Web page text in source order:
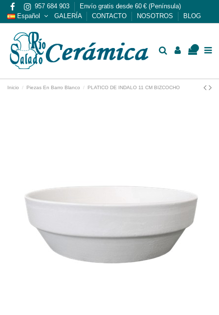
957 684 903
Envío gratis desde 60 € (Península)
Español
GALERÍA CONTACTO NOSOTROS BLOG
Inicio Piezas En Barro Blanco PLATICO DE INDALO 11 CM BIZCOCHO